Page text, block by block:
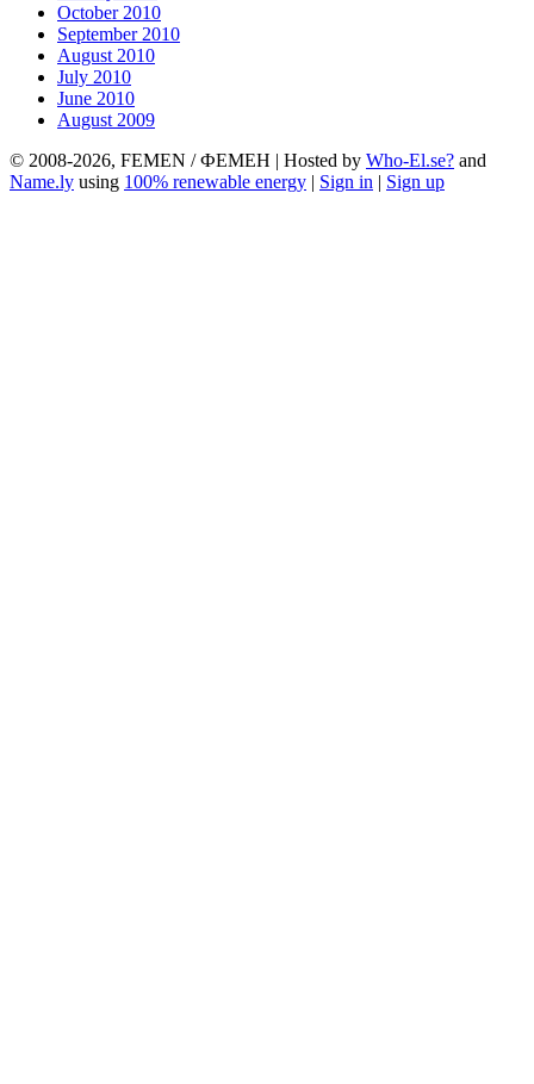
October 2010
September 2010
August 2010
July 2010
June 2010
August 2009
© 2008-2026, FEMEN / ФЕМЕН | Hosted by Who-El.se? and
Name.ly using 100% renewable energy | Sign in | Sign up